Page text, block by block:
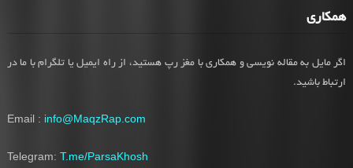
همکاری
اگر مایل به مقاله نویسی و همکاری با مغز رپ هستید، از راه ایمیل یا تلگرام با ما در
ارتباط باشید.
Email : info@MaqzRap.com
Telegram: T.me/ParsaKhosh